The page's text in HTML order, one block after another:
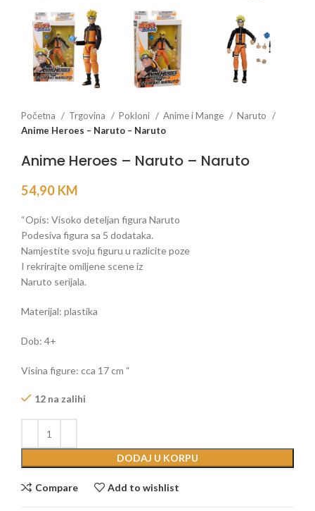
Početna Trgovina Pokloni Anime i Mange
Naruto
Anime Heroes – Naruto – Naruto
Anime Heroes – Naruto – Naruto
54,90 KM
“Opis: Visoko deteljan figura Naruto
Podesiva figura sa 5 dodataka.
Namjestite svoju figuru u razlicite poze
I rekrirajte omiljene scene iz
Naruto serijala.
Materijal: plastika
Dob: 4+
Visina figure: cca 17 cm “
12 na zalihi
DODAJ U KORPU
Compare Add to wishlist